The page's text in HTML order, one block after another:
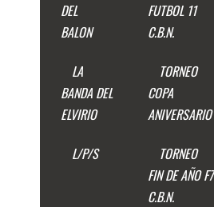
DEL
BALON
FUTBOL 11
C.B.N.
LA
BANDA DEL
ELVIRIO
TORNEO
COPA
ANIVERSARIO
L/P/S
TORNEO
FIN DE AÑO F7
C.B.N.